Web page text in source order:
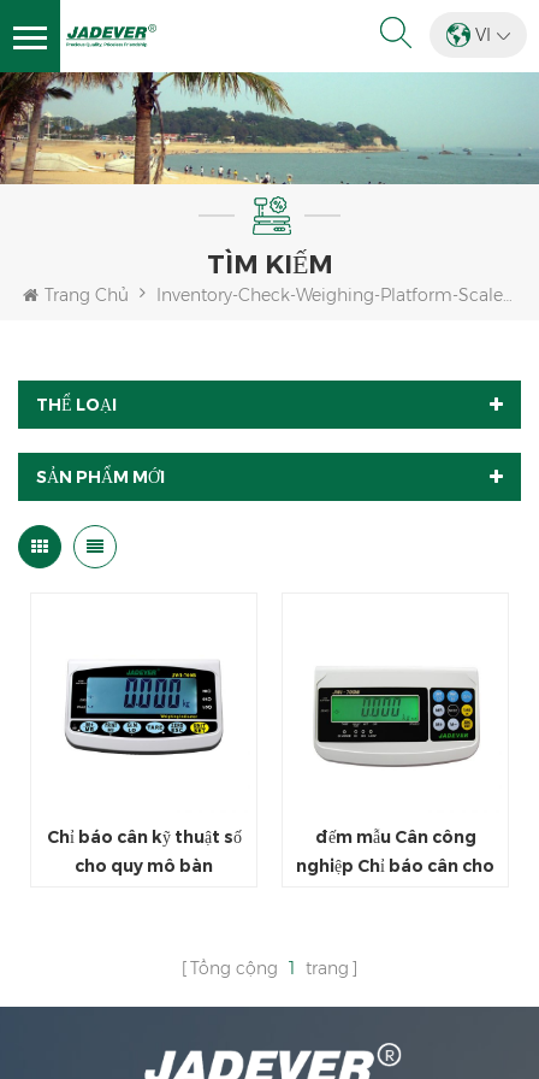
VI
TÌM KIẾM
Trang Chủ Inventory-Check-Weighing-Platform-Scales-Indicator
THỂ LOẠI
SẢN PHẨM MỚI
Chỉ báo cân kỹ thuật số
cho quy mô bàn
đếm mẫu Cân công
nghiệp Chỉ báo cân cho
Tổng cộng 1 trang